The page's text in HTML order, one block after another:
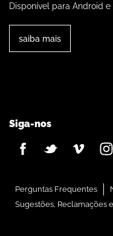
Disponível para Android e
saiba mais
Siga-nos
Perguntas Frequentes
Sugestões, Reclamações